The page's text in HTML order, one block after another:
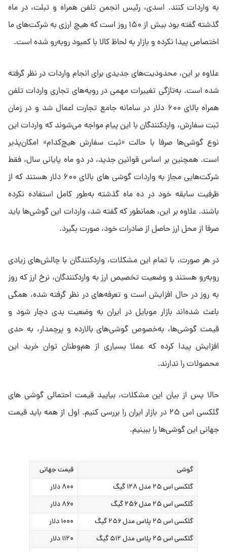
به واردات کنند. اسدی، رئیس انجمن تلفن همراه و تبلت، در ماه
گذشته گفته بود بیش از ۱۵۰ روز است که هیچ ارزی به شرکت‌های ما
اختصاص پیدا نکرده و بازار به لحاظ کالا با کمبود روبه‌رو شده است.
علاوه بر این، محدودیت‌های جدیدی برای انجام واردات در نظر گرفته
شده است. به‌تازگی تغییرات مهمی در رویه‌های تجاری واردات تلفن
همراه بالای ۶۰۰ دلار در سامانه جامع تجارت اعمال شد و در زمان
ثبت سفارش، واردکنندگان با این پیام مواجه می‌شوند که واردات این
نوع گوشی‌ها صرفا با حالت «ثبت سفارش هیچ‌کدام» امکان‌پذیر
است. همچنین بر اساس قوانین جدید، در دو ماه پایانی سال، فقط
شرکت‌هایی مجاز به واردات گوشی های بالای ۶۰۰ دلار هستند که از
ظرفیت سابقه خود در ده ماه گذشته به‌طور کامل استفاده نکرده
باشند. علاوه بر این، همانطور که گفته شد، واردات این گوشی‌ها باید
صرفا از محل ارز حاصل از صادرات خود، صورت بگیرد.
در هر صورت، با تمام این مشکلات، واردکنندگان با چالش‌های زیادی
روبه‌رو هستند و وضعیت تخصیص ارز به واردکنندگان، نرخ ارز که روز
به روز در حال افزایش است و تعرفه‌های در نظر گرفته شده، همگی
باعث شده‌اند بازار موبایل در ایران به وضعیت بدی دچار شود و
قیمت‌ گوشی‌ها، به‌خصوص گوشی‌های بالارده و پرچمدار، به حدی
افزایش پیدا کرده که عملا بسیاری از هم‌وطنان توان خرید این
محصولات را ندارند.
حالا پس از بیان این مشکلات، بیایید قیمت احتمالی گوشی های
گلکسی اس ۲۵ در بازار ایران را بررسی کنیم. اول از همه باید قیمت
جهانی این گوشی‌ها را ببینیم.
گوشی
قیمت جهانی
گلکسی اس ۲۵ مدل ۱۲۸ گیگ
۸۰۰ دلار
گلکسی اس ۲۵ مدل ۲۵۶ گیگ
۸۶۰ دلار
گلکسی اس ۲۵ پلاس مدل ۲۵۶ گیگ
۱۰۰۰ دلار
گلکسی اس ۲۵ پلاس مدل ۵۱۲ گیگ
۱۱۲۰ دلار